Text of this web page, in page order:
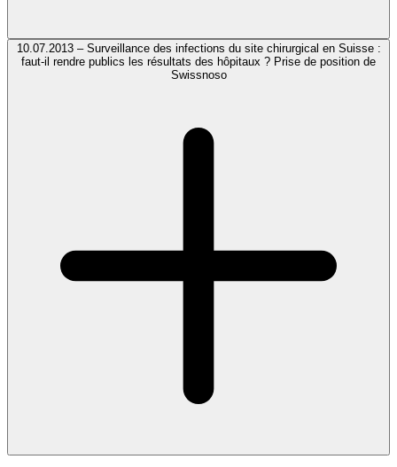
10.07.2013 – Surveillance des infections du site chirurgical en Suisse :
faut-il rendre publics les résultats des hôpitaux ? Prise de position de
Swissnoso